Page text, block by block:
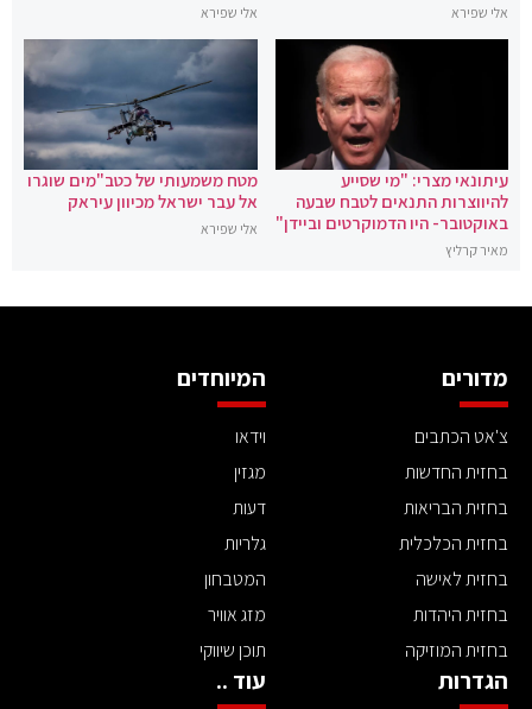
אלי שפירא אלי שפירא
עיתונאי מצרי: "מי שסייע
להיווצרות התנאים לטבח שבעה
באוקטובר- היו הדמוקרטים וביידן"
מאיר קרליץ
מטח משמעותי של כטב"מים שוגרו
אל עבר ישראל מכיוון עיראק
אלי שפירא
מדורים
צ'אט הכתבים
בחזית החדשות
בחזית הבריאות
בחזית הכלכלית
בחזית לאישה
בחזית היהדות
בחזית המוזיקה
המיוחדים
וידאו
מגזין
דעות
גלריות
המטבחון
מזג אוויר
תוכן שיווקי
הגדרות עוד ..